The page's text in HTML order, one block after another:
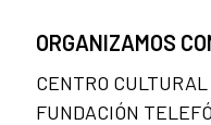
ORGANIZAMOS
CENTRO
FUNDACIÓN